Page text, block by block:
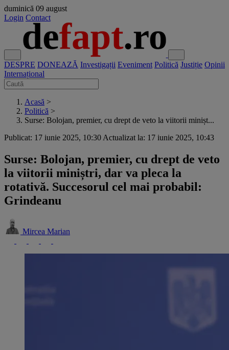
duminică 09 august
Login Contact
DESPRE DONEAZĂ Investigații Eveniment Politică Justiție Opinii
Internațional
Acasă >
Politică >
Surse: Bolojan, premier, cu drept de veto la viitorii minișt...
Publicat: 17 iunie 2025, 10:30 Actualizat la: 17 iunie 2025, 10:43
Surse: Bolojan, premier, cu drept de veto
la viitorii miniștri, dar va pleca la
rotativă. Succesorul cel mai probabil:
Grindeanu
Mircea Marian